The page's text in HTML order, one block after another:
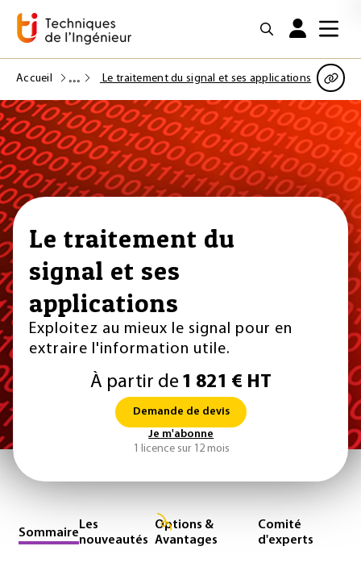
Accueil Le traitement du signal et ses applications
Le traitement du
signal et ses
applications
Exploitez au mieux le signal pour en
extraire l'information utile.
À partir de 1 821 € HT
Demande de devis
Je m'abonne
1 licence sur 12 mois
Sommaire
Les
nouveautés
Options &
Avantages
Comité
d'experts